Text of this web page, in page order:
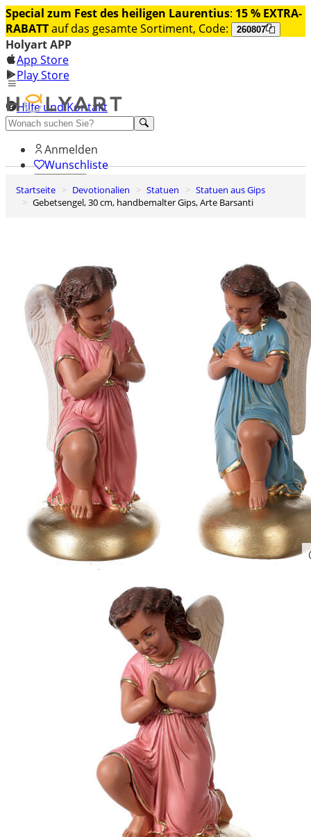
Special zum Fest des heiligen Laurentius: 15 % EXTRA-
RABATTauf das gesamte Sortiment, Code: 260807
Holyart APP
App Store
Play Store
Hilfe und Kontakt
Entdecken Sie Premium
Anmelden
Wunschliste
0
Warenkorb
Startseite Devotionalien Statuen
Statuen aus Gips
Gebetsengel, 30 cm, handbemalter Gips, Arte Barsanti